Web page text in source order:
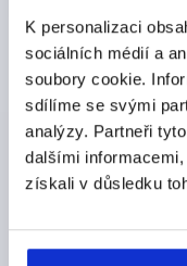
K personalizaci
sociálních médií a
soubory cookie.
sdílíme se svými
analýzy. Partneři
dalšími
získali v důsledku
Discover our